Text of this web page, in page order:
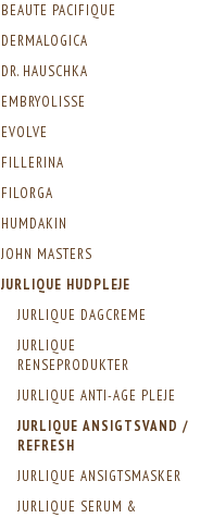
BEAUTE PACIFIQUE
DERMALOGICA
DR. HAUSCHKA
EMBRYOLISSE
EVOLVE
FILLERINA
FILORGA
HUMDAKIN
JOHN MASTERS
JURLIQUE HUDPLEJE
JURLIQUE DAGCREME
JURLIQUE
RENSEPRODUKTER
JURLIQUE ANTI-AGE PLEJE
JURLIQUE ANSIGTSVAND /
REFRESH
JURLIQUE ANSIGTSMASKER
JURLIQUE SERUM &